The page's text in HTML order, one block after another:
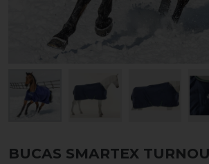
BUCAS SMARTEX